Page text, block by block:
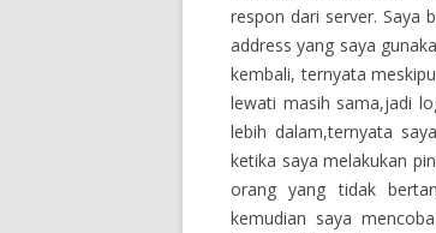
respon dari server. Saya
address yang saya
kembali, ternyata
lewati masih sama,jadi
lebih dalam,ternyata
ketika saya melakukan
orang yang tidak
kemudian saya